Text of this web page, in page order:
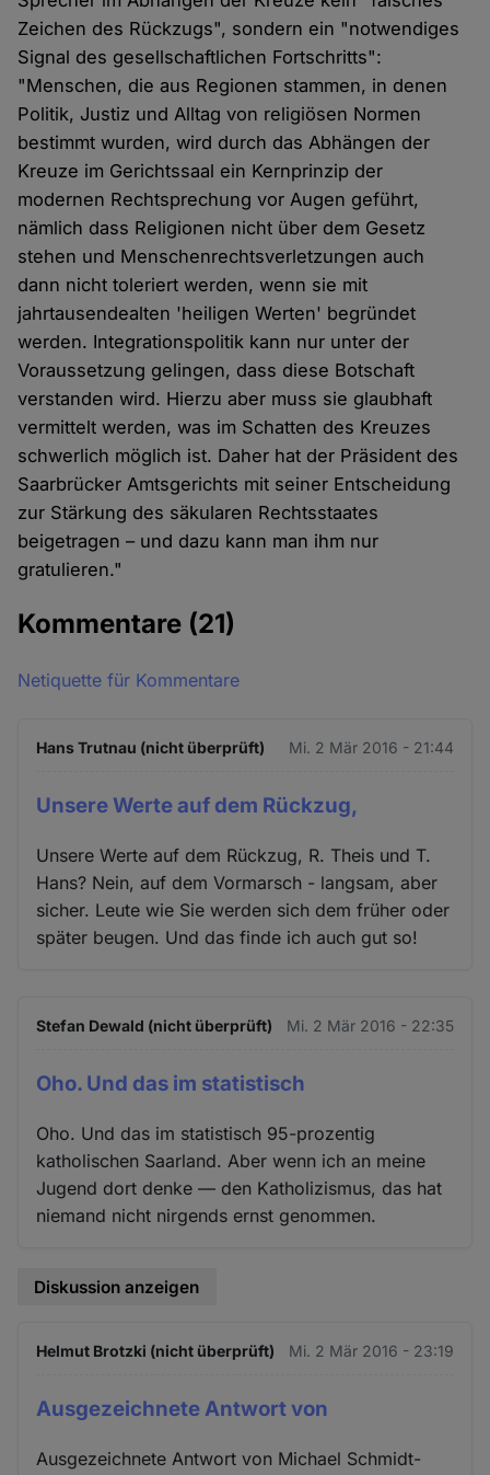
Zeichen des Rückzugs", sondern ein "notwendiges
Signal des gesellschaftlichen Fortschritts":
"Menschen, die aus Regionen stammen, in denen
Politik, Justiz und Alltag von religiösen Normen
bestimmt wurden, wird durch das Abhängen der
Kreuze im Gerichtssaal ein Kernprinzip der
modernen Rechtsprechung vor Augen geführt,
nämlich dass Religionen nicht über dem Gesetz
stehen und Menschenrechtsverletzungen auch
dann nicht toleriert werden, wenn sie mit
jahrtausendealten 'heiligen Werten' begründet
werden. Integrationspolitik kann nur unter der
Voraussetzung gelingen, dass diese Botschaft
verstanden wird. Hierzu aber muss sie glaubhaft
vermittelt werden, was im Schatten des Kreuzes
schwerlich möglich ist. Daher hat der Präsident des
Saarbrücker Amtsgerichts mit seiner Entscheidung
zur Stärkung des säkularen Rechtsstaates
beigetragen – und dazu kann man ihm nur
gratulieren."
Kommentare (21)
Netiquette für Kommentare
Hans Trutnau (nicht überprüft) Mi. 2 Mär 2016 - 21:44
Unsere Werte auf dem Rückzug,
Unsere Werte auf dem Rückzug, R. Theis und T.
Hans? Nein, auf dem Vormarsch - langsam, aber
sicher. Leute wie Sie werden sich dem früher oder
später beugen. Und das finde ich auch gut so!
Stefan Dewald (nicht überprüft) Mi. 2 Mär 2016 - 22:35
Oho. Und das im statistisch
Oho. Und das im statistisch 95-prozentig
katholischen Saarland. Aber wenn ich an meine
Jugend dort denke — den Katholizismus, das hat
niemand nicht nirgends ernst genommen.
Diskussion anzeigen
Helmut Brotzki (nicht überprüft) Mi. 2 Mär 2016 - 23:19
Ausgezeichnete Antwort von
Ausgezeichnete Antwort von Michael Schmidt-